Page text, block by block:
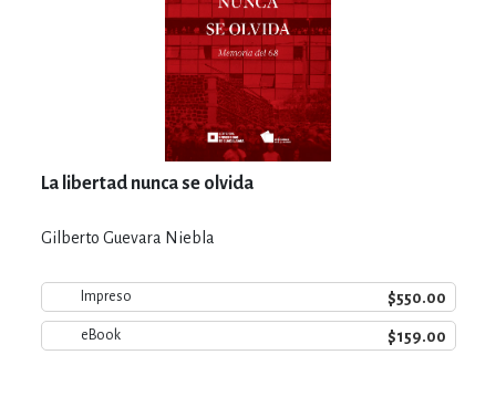
La libertad nunca se olvida
Gilberto Guevara Niebla
Impreso $550.00
eBook $159.00